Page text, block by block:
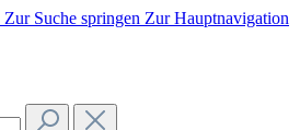
Zur Suche springen Zur Hauptnavigation